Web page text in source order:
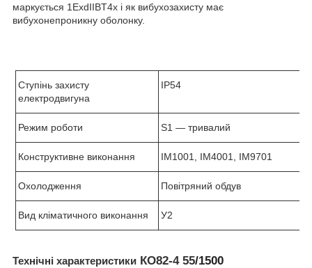
маркується 1ExdIIBT4х і як вибухозахисту має
вибухонепроникну оболонку.
Ступінь захисту
електродвигуна
IP54
Режим роботи S1 ― тривалий
Конструктивне виконання IM1001, IM4001, IM9701
Охолодження Повітряний обдув
Вид кліматичного виконання У2
Технічні характеристики КО82-4 55/1500